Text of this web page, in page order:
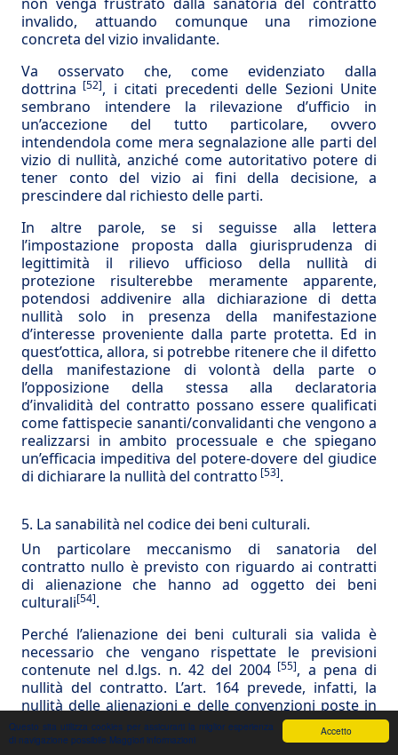
Accetto
Questo sita utilizza cookies per assicurarti la miglior esperienza
di navigazione possibile Maggiori informazioni
non venga frustrato dalla sanatoria del contratto
invalido, attuando comunque una rimozione
concreta del vizio invalidante.
Va osservato che, come evidenziato dalla
dottrina [52], i citati precedenti delle Sezioni Unite
sembrano intendere la rilevazione d’ufficio in
un’accezione del tutto particolare, ovvero
intendendola come mera segnalazione alle parti del
vizio di nullità, anziché come autoritativo potere di
tener conto del vizio ai fini della decisione, a
prescindere dal richiesto delle parti.
In altre parole, se si seguisse alla lettera
l’impostazione proposta dalla giurisprudenza di
legittimità il rilievo ufficioso della nullità di
protezione risulterebbe meramente apparente,
potendosi addivenire alla dichiarazione di detta
nullità solo in presenza della manifestazione
d’interesse proveniente dalla parte protetta. Ed in
quest’ottica, allora, si potrebbe ritenere che il difetto
della manifestazione di volontà della parte o
l’opposizione della stessa alla declaratoria
d’invalidità del contratto possano essere qualificati
come fattispecie sananti/convalidanti che vengono a
realizzarsi in ambito processuale e che spiegano
un’efficacia impeditiva del potere-dovere del giudice
di dichiarare la nullità del contratto [53].
5. La sanabilità nel codice dei beni culturali.
Un particolare meccanismo di sanatoria del
contratto nullo è previsto con riguardo ai contratti
di alienazione che hanno ad oggetto dei beni
culturali[54].
Perché l’alienazione dei beni culturali sia valida è
necessario che vengano rispettate le previsioni
contenute nel d.lgs. n. 42 del 2004 [55], a pena di
nullità del contratto. L’art. 164 prevede, infatti, la
nullità delle alienazioni e delle convenzioni poste in
essere in contrasto con quanto prescritto dal c.b.c.:
l’autorizzazione preventiva alla commercializzazione